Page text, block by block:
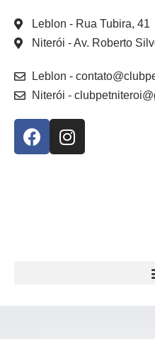
Leblon - Rua Tubira, 41
Niterói - Av. Roberto
Leblon -
Niterói -